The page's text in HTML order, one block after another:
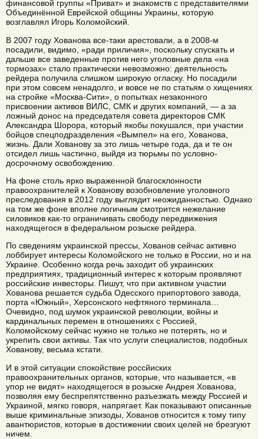
финансовой группы «Приват» и знакомств с представителями
Объединённой Еврейской общины Украины, которую
возглавлял Игорь Коломойский.
В 2007 году Хованова все-таки арестовали, а в 2008-м
посадили, видимо, «ради приличия», поскольку спускать и
дальше все заведенные против него уголовные дела «на
тормозах» стало практически невозможно: деятельность
рейдера получила слишком широкую огласку. Но посадили
при этом совсем ненадолго, и вовсе не по статьям о хищениях
на стройке «Москва-Сити», о попытках незаконного
присвоении активов ВИЛС, СМК и других компаний, — а за
ложный донос на председателя совета директоров СМК
Александра Шорора, который якобы покушался, при участии
бойцов спецподразделения «Вымпел» на его, Хованова,
жизнь. Дали Хованову за это лишь четыре года, да и те он
отсидел лишь частично, выйдя из тюрьмы по условно-
досрочному освобождению.
На фоне столь ярко выраженной благосклонности
правоохранителей к Хованову возобновление уголовного
преследования в 2012 году выглядит неожиданностью. Однако
на том же фоне вполне логичным смотрится нежелание
силовиков как-то ограничивать свободу передвижения
находящегося в федеральном розыске рейдера.
По сведениям украинской прессы, Хованов сейчас активно
лоббирует интересы Коломойского не только в России, но и на
Украине. Особенно когда речь заходит об украинских
предприятиях, традиционный интерес к которым проявляют
российские инвесторы. Пишут, что при активном участии
Хованова решается судьба Одесского припортового завода,
порта «Южный», Херсонского нефтяного терминала…
Очевидно, под шумок украинской революции, войны и
кардинальных перемен в отношениях с Россией,
Коломойскому сейчас нужно не только не потерять, но и
укрепить свои активы. Так что услуги специалистов, подобных
Хованову, весьма кстати.
И в этой ситуации спокойствие россйиских
правоохранительных органов, которые, что называется, «в
упор не видят» находящегося в розыске Андрея Хованова,
позволяя ему беспрепятственно разъезжать между Россией и
Украиной, мягко говоря, напрягает. Как показывают описанные
выше криминальные эпизоды, Хованов относится к тому типу
авантюристов, которые в достижении своих целей не брезгуют
ничем.